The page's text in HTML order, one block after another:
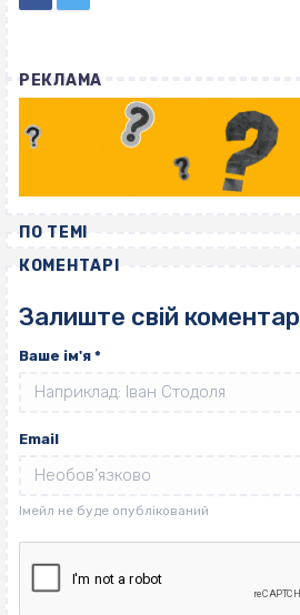
РЕКЛАМА
ПО ТЕМІ
КОМЕНТАРІ
Залиште свій коментар
Ваше ім'я *
Email